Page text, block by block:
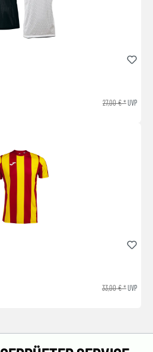
27,00 € *UVP
33,00 € *UVP